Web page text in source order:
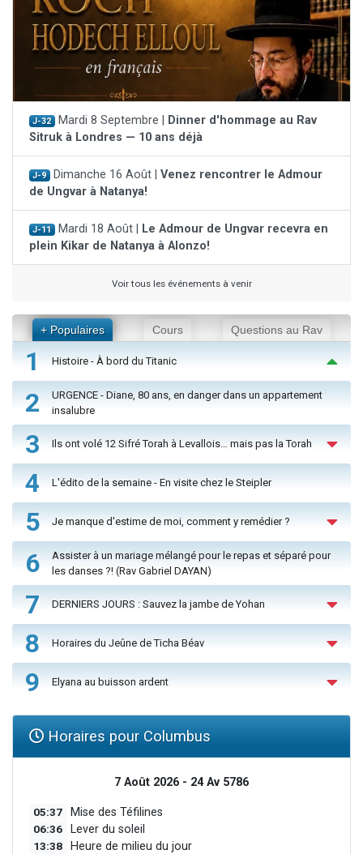
J-32 Mardi 8 Septembre |
Dinner d'hommage au Rav
Sitruk à Londres — 10 ans déjà
J-9 Dimanche 16 Août | Venez rencontrer le Admour
de Ungvar à Natanya!
J-11 Mardi 18 Août |
Le Admour de Ungvar recevra en
plein Kikar de Natanya à Alonzo!
Voir tous les événements à venir
+ Populaires Cours Questions au Rav
1 Histoire - À bord du Titanic
2
URGENCE - Diane, 80 ans, en danger dans un appartement
insalubre
3 Ils ont volé 12 Sifré Torah à Levallois… mais pas la Torah
4 L'édito de la semaine - En visite chez le Steipler
5 Je manque d'estime de moi, comment y remédier ?
6
Assister à un mariage mélangé pour le repas et séparé pour
les danses ?! (Rav Gabriel DAYAN)
7 DERNIERS JOURS : Sauvez la jambe de Yohan
8 Horaires du Jeûne de Ticha Béav
9 Elyana au buisson ardent
Horaires pour Columbus
7 Août 2026 - 24 Av 5786
05:37 Mise des Téfilines
06:36 Lever du soleil
13:38 Heure de milieu du jour